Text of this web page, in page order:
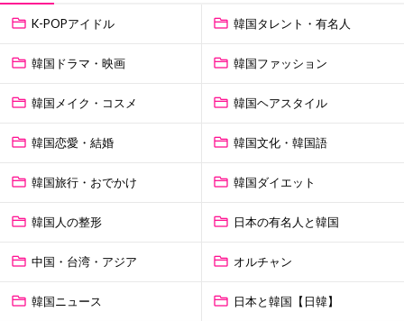
K-POPアイドル 韓国タレント・有名人
韓国ドラマ・映画 韓国ファッション
韓国メイク・コスメ 韓国ヘアスタイル
韓国恋愛・結婚 韓国文化・韓国語
韓国旅行・おでかけ 韓国ダイエット
韓国人の整形 日本の有名人と韓国
中国・台湾・アジア オルチャン
韓国ニュース 日本と韓国【日韓】